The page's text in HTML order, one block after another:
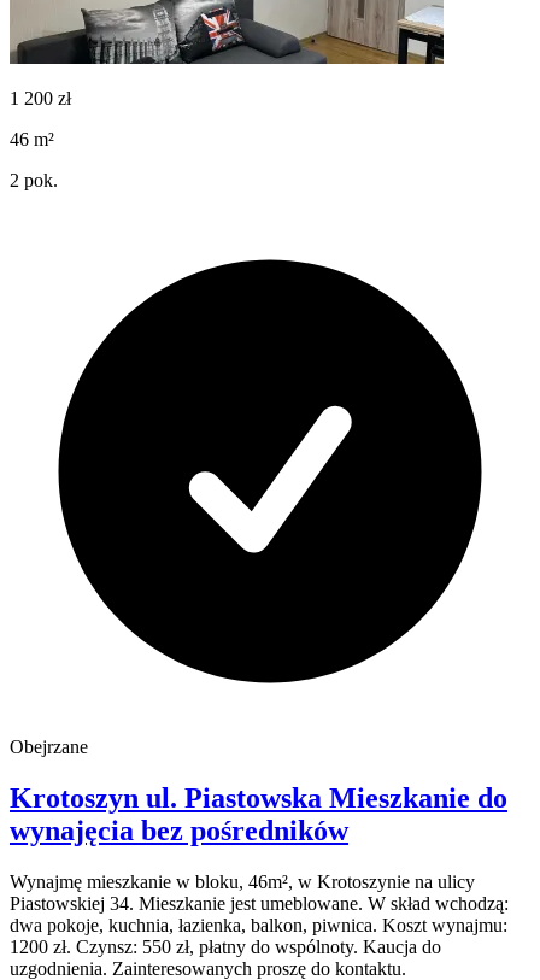
1 200 zł
46 m²
2 pok.
Obejrzane
Krotoszyn ul. Piastowska Mieszkanie do
wynajęcia bez pośredników
Wynajmę mieszkanie w bloku, 46m², w Krotoszynie na ulicy
Piastowskiej 34. Mieszkanie jest umeblowane. W skład wchodzą:
dwa pokoje, kuchnia, łazienka, balkon, piwnica. Koszt wynajmu:
1200 zł. Czynsz: 550 zł, płatny do wspólnoty. Kaucja do
uzgodnienia. Zainteresowanych proszę do kontaktu.